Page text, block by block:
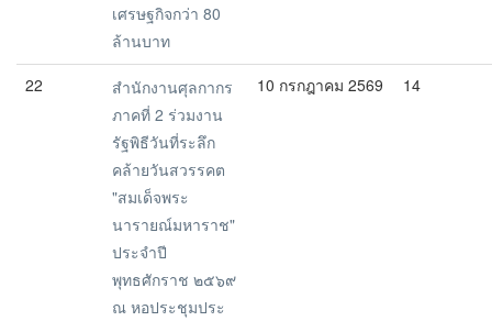
เศรษฐกิจกว่า 80
ล้านบาท
22
สำนักงานศุลกากร
ภาคที่ 2 ร่วมงาน
รัฐพิธีวันที่ระลึก
คล้ายวันสวรรคต
"สมเด็จพระ
นารายณ์มหาราช"
ประจำปี
พุทธศักราช ๒๕๖๙
ณ หอประชุมประ
10 กรกฎาคม 2569 14